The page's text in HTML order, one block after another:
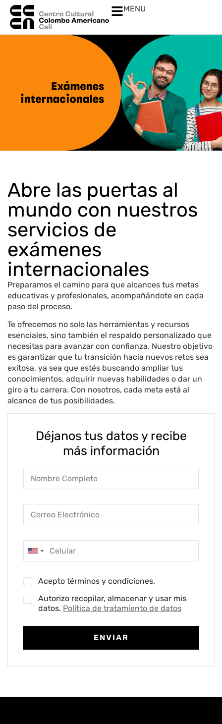
MENU
Abre las puertas al
mundo con nuestros
servicios de
exámenes
internacionales
Preparamos el camino para que alcances tus metas
educativas y profesionales, acompañándote en cada
paso del proceso.
Te ofrecemos no solo las herramientas y recursos
esenciales, sino también el respaldo personalizado que
necesitas para avanzar con confianza. Nuestro objetivo
es garantizar que tu transición hacia nuevos retos sea
exitosa, ya sea que estés buscando ampliar tus
conocimientos, adquirir nuevas habilidades o dar un
giro a tu carrera. Con nosotros, cada meta está al
alcance de tus posibilidades.
Déjanos tus datos y recibe
más información
U
n
i
t
e
t
1
Acepto términos y condiciones.
Autorizo recopilar, almacenar y usar mis
datos. Política de tratamiento de datos
ENVIAR